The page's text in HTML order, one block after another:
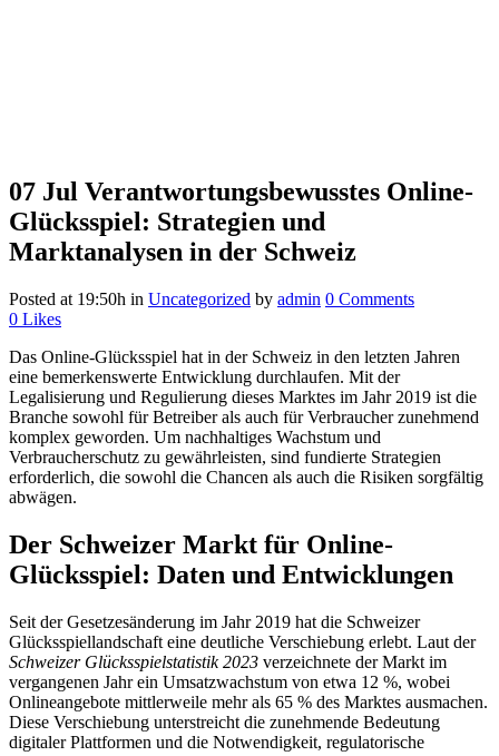
07 Jul Verantwortungsbewusstes Online-
Glücksspiel: Strategien und
Marktanalysen in der Schweiz
Posted at 19:50h in Uncategorized by admin 0 Comments
0 Likes
Das Online-Glücksspiel hat in der Schweiz in den letzten Jahren
eine bemerkenswerte Entwicklung durchlaufen. Mit der
Legalisierung und Regulierung dieses Marktes im Jahr 2019 ist die
Branche sowohl für Betreiber als auch für Verbraucher zunehmend
komplex geworden. Um nachhaltiges Wachstum und
Verbraucherschutz zu gewährleisten, sind fundierte Strategien
erforderlich, die sowohl die Chancen als auch die Risiken sorgfältig
abwägen.
Der Schweizer Markt für Online-
Glücksspiel: Daten und Entwicklungen
Seit der Gesetzesänderung im Jahr 2019 hat die Schweizer
Glücksspiellandschaft eine deutliche Verschiebung erlebt. Laut der
Schweizer Glücksspielstatistik 2023 verzeichnete der Markt im
vergangenen Jahr ein Umsatzwachstum von etwa 12 %, wobei
Onlineangebote mittlerweile mehr als 65 % des Marktes ausmachen.
Diese Verschiebung unterstreicht die zunehmende Bedeutung
digitaler Plattformen und die Notwendigkeit, regulatorische